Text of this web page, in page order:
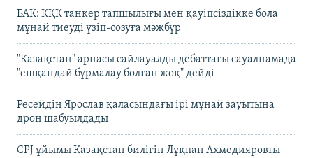
БАҚ: КҚК танкер тапшылығы мен қауіпсіздікке бола
мұнай тиеуді үзіп-созуға мәжбүр
"Қазақстан" арнасы сайлауалды дебаттағы сауалнамада
"ешқандай бұрмалау болған жоқ" дейді
Ресейдің Ярослав қаласындағы ірі мұнай зауытына
дрон шабуылдады
CPJ ұйымы Қазақстан билігін Лұқпан Ахмедияровты